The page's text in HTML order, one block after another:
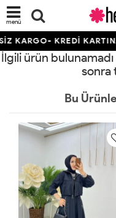
menü
KARGO- KREDİ
İlgili ürün bulunamadı
sonra
Bu